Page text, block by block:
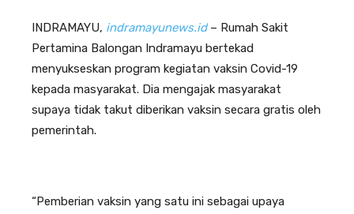
INDRAMAYU, indramayunews.id– Rumah Sakit
Pertamina Balongan Indramayu bertekad
menyukseskan program kegiatan vaksin Covid-19
kepada masyarakat. Dia mengajak masyarakat
supaya tidak takut diberikan vaksin secara gratis oleh
pemerintah.
“Pemberian vaksin yang satu ini sebagai upaya